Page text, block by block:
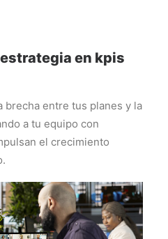
en kpis
brecha entre tus planes y la
a tu equipo con
el crecimiento